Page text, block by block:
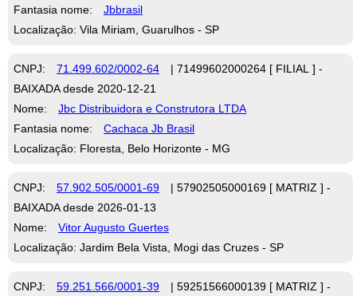
Fantasia nome:
Jbbrasil
Localização: Vila Miriam, Guarulhos - SP
CNPJ: 71.499.602/0002-64
| 71499602000264 [ FILIAL ] -
BAIXADA desde 2020-12-21
Nome:
Jbc Distribuidora e Construtora LTDA
Fantasia nome:
Cachaca Jb Brasil
Localização: Floresta, Belo Horizonte - MG
CNPJ: 57.902.505/0001-69
| 57902505000169 [ MATRIZ ] -
BAIXADA desde 2026-01-13
Nome:
Vitor Augusto Guertes
Localização: Jardim Bela Vista, Mogi das Cruzes - SP
CNPJ: 59.251.566/0001-39 | 59251566000139 [ MATRIZ ] -